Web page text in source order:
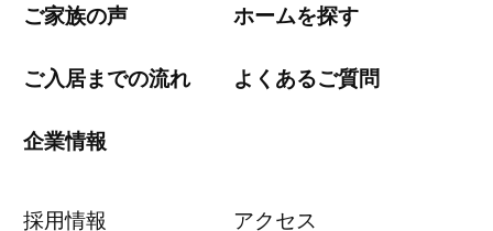
ご家族の声 ホームを探す
ご入居までの流れ よくあるご質問
企業情報
採用情報 アクセス